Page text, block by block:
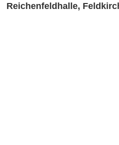
Reichenfeldhalle,